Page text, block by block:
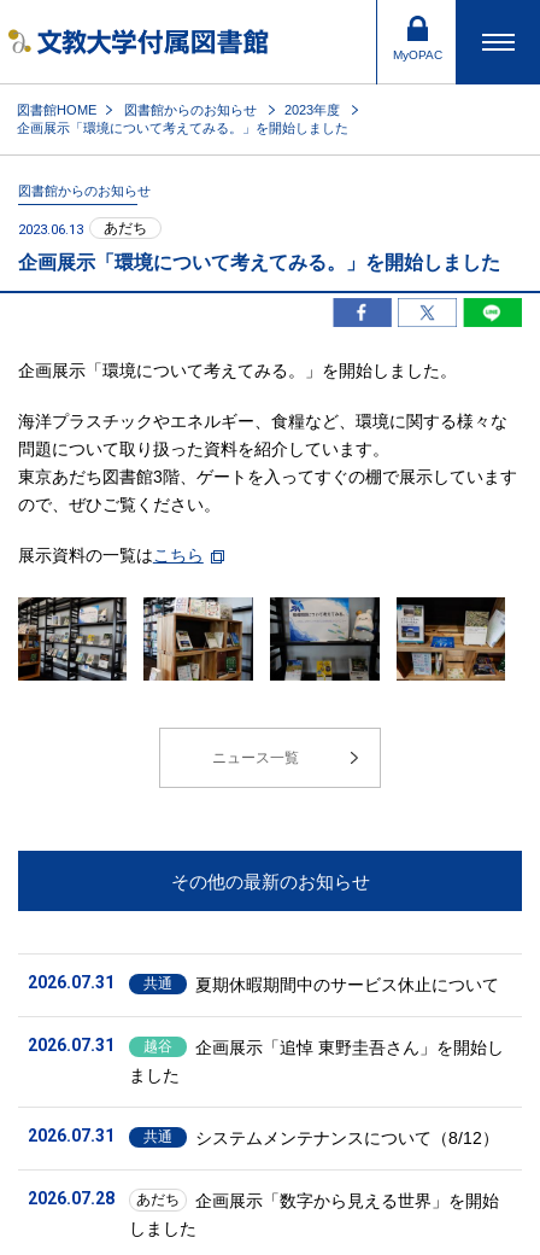
MyOPAC
図書館HOME 図書館からのお知らせ
2023年度
企画展示「環境について考えてみる。」を開始しました
企画展示「環境について考えてみる。」を開始しました
図書館からのお知らせ
2023.06.13 あだち
企画展示「環境について考えてみる。」を開始しました。
海洋プラスチックやエネルギー、食糧など、環境に関する様々な
問題について取り扱った資料を紹介しています。
東京あだち図書館3階、ゲートを入ってすぐの棚で展示しています
ので、ぜひご覧ください。
展示資料の一覧はこちら
ニュース一覧
その他の最新のお知らせ
2026.07.31 共通 夏期休暇期間中のサービス休止について
2026.07.31 越谷
企画展示「追悼 東野圭吾さん」を開始し
ました
2026.07.31 共通 システムメンテナンスについて（8/12）
2026.07.28 あだち
企画展示「数字から見える世界」を開始
しました